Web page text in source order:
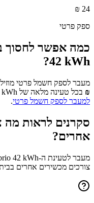
24
₪
ספק פרטי
כמה אפשר לחסוך
42 kWh
?
מעבר לספק חשמל פרטי מוזיל טעינה
₪ בכל טעינה מלאה של kWh
למעבר לספק חשמל פרטי.
סקרנים לראות
אחרים?
מעבר לטעינת ה-42 kWh
צורכים מכשירים אחרים